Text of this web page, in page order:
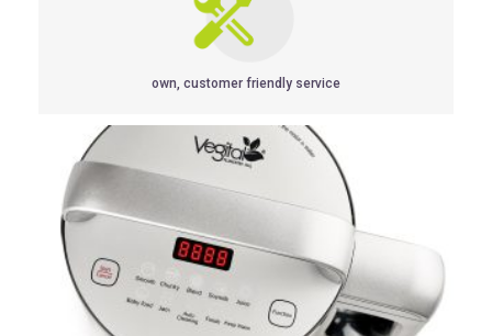
own, customer friendly service